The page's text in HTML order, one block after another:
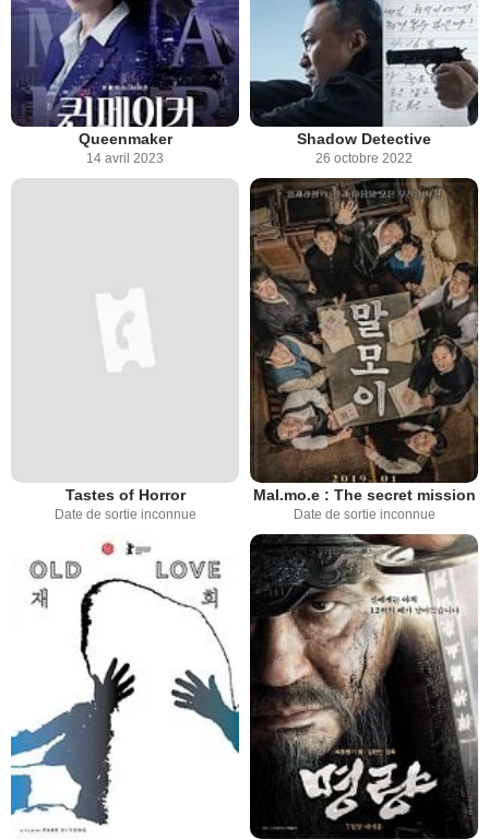
Queenmaker
14 avril 2023
Shadow Detective
26 octobre 2022
Tastes of Horror
Date de sortie inconnue
Mal.mo.e : The secret mission
Date de sortie inconnue